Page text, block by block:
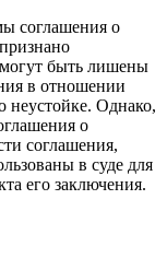
соглашения о
быть лишены
в отношении
неустойке. Однако,
о
соглашения,
в суде для
его заключения.